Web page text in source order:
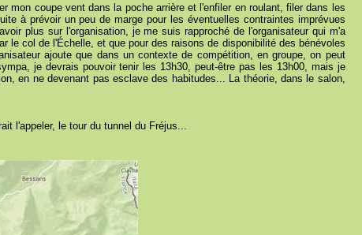
coupe vent dans la poche arrière et l'enfiler en roulant, filer dans les
à prévoir un peu de marge pour les éventuelles contraintes imprévues
plus sur l'organisation, je me suis rapproché de l'organisateur qui m'a
le col de l'Échelle, et que pour des raisons de disponibilité des bénévoles
ajoute que dans un contexte de compétition, en groupe, on peut
je devrais pouvoir tenir les 13h30, peut-être pas les 13h00, mais je
en ne devenant pas esclave des habitudes... La théorie, dans le salon,
l'appeler, le tour du tunnel du Fréjus...